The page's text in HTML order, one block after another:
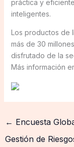
práctica y
inteligentes.
Los productos de
más de 30
disfrutado de la
Más información
← Encuesta
Gestión de